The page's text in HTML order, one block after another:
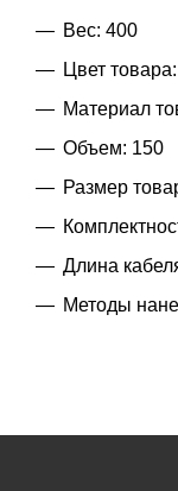
Вес: 400
Цвет
Материал
Объем: 150
Размер
Длина
Методы